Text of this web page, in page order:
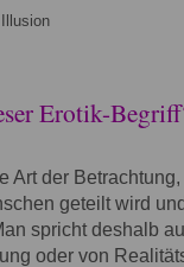
Erotik-
Art der
geteilt wird
spricht deshalb
oder von